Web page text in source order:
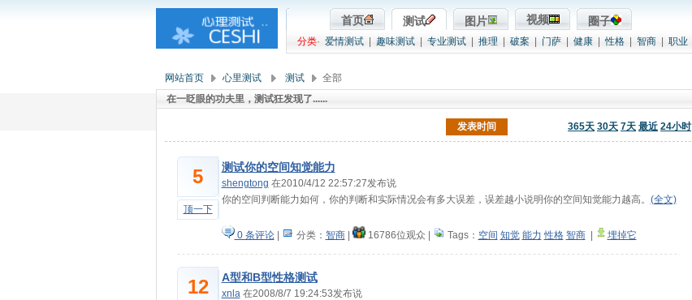
首页 测试 图片 视频 圈子
分类· 爱情测试 趣味测试 专业测试 推理 破案 门萨 健康 性格 智商 职业
网站首页 心里测试 测试 全部
在一眨眼的功夫里，测试狂发现了......
发表时间 365天 30天 7天 最近 24小时
5
顶一下
测试你的空间知觉能力
shengtong 在2010/4/12 22:57:27发布说
你的空间判断能力如何，你的判断和实际情况会有多大误差，误差越小说明你的空间知觉能力越高。 (全文)
0 条评论| 分类： 智商| 16786位观众 Tags： 空间 知觉 能力 性格 智商| 埋掉它
12 A型和B型性格测试
xnla 在2008/8/7 19:24:53发布说